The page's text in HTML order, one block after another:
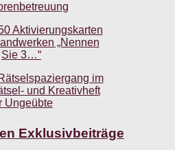
Exklusivbeiträge